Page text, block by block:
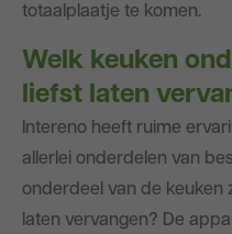
totaalplaatje te komen.
Welk keuken
liefst laten
Intereno heeft ruime
allerlei onderdelen van
onderdeel van de keuken
laten vervangen? De